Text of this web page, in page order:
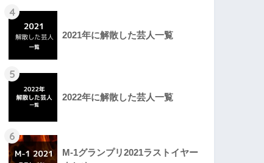
4
2021年に解散した芸人一覧
5
2022年に解散した芸人一覧
6
M-1グランプリ2021ラストイヤー